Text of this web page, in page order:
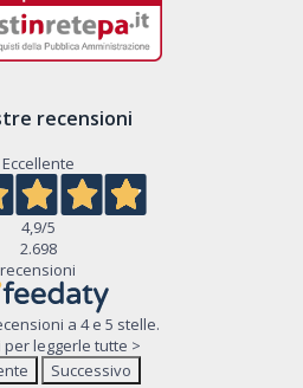
recensioni
Eccellente
4,9/5
2.698
recensioni
a 4 e 5 stelle.
per leggerle tutte >
Successivo